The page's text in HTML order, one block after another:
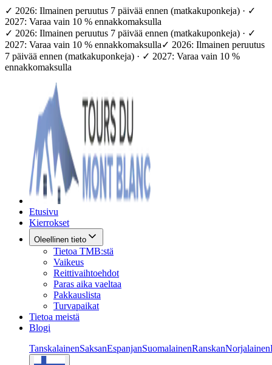
✓ 2026: Ilmainen peruutus 7 päivää ennen (matkakuponkeja) · ✓
2027: Varaa vain 10 % ennakkomaksulla
✓ 2026: Ilmainen peruutus 7 päivää ennen (matkakuponkeja) · ✓
2027: Varaa vain 10 % ennakkomaksulla✓ 2026: Ilmainen peruutus
7 päivää ennen (matkakuponkeja) · ✓ 2027: Varaa vain 10 %
ennakkomaksulla
Etusivu
Kierrokset
Oleellinen tieto
Tietoa TMB:stä
Vaikeus
Reittivaihtoehdot
Paras aika vaeltaa
Pakkauslista
Turvapaikat
Tietoa meistä
Blogi
TanskalainenSaksanEspanjanSuomalainenRanskanNorjalainen